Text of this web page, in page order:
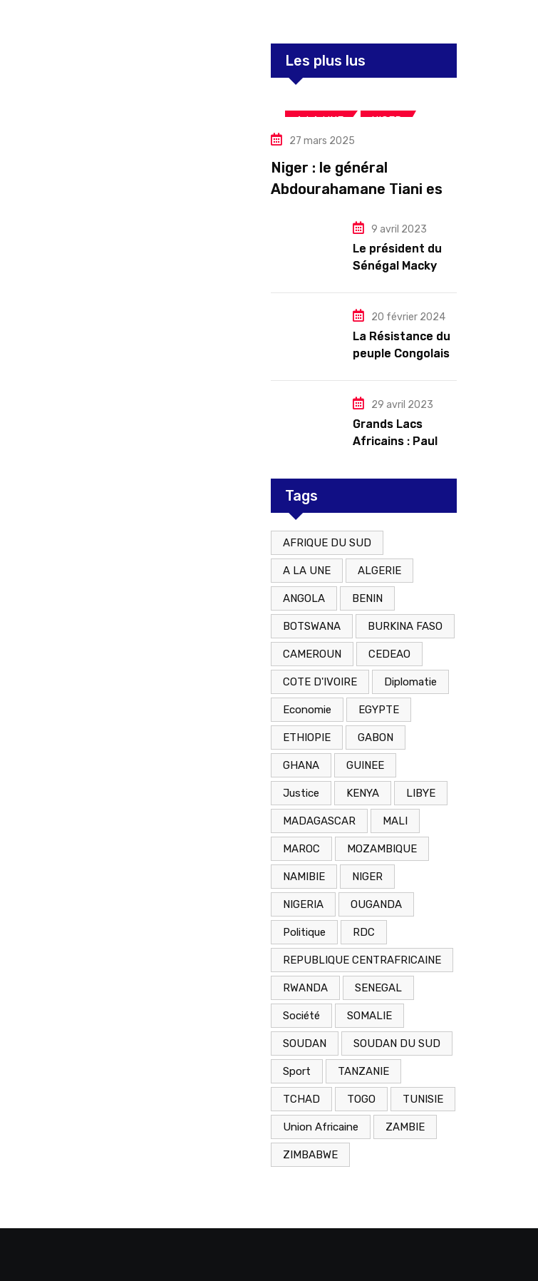
Les plus lus
A LA UNE NIGER
Politique
27 mars 2025
Niger : le général
Abdourahamane Tiani est
président pour cinq ans
renouvelables
9 avril 2023
Le président du
Sénégal Macky
l’arrêt des
troubles
20 février 2024
La Résistance du
peuple Congolais
par le Rwanda
29 avril 2023
Grands Lacs
Africains : Paul
redorer le blason
Tags
AFRIQUE DU SUD
A LA UNE ALGERIE
ANGOLA BENIN
BOTSWANA BURKINA FASO
CAMEROUN CEDEAO
COTE D'IVOIRE Diplomatie
Economie EGYPTE
ETHIOPIE GABON
GHANA GUINEE
Justice KENYA LIBYE
MADAGASCAR MALI
MAROC MOZAMBIQUE
NAMIBIE NIGER
NIGERIA OUGANDA
Politique RDC
REPUBLIQUE CENTRAFRICAINE
RWANDA SENEGAL
Société SOMALIE
SOUDAN SOUDAN DU SUD
Sport TANZANIE
TCHAD TOGO TUNISIE
Union Africaine ZAMBIE
ZIMBABWE